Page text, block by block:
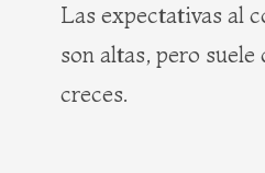
Las expectativas al
son altas, pero
creces.